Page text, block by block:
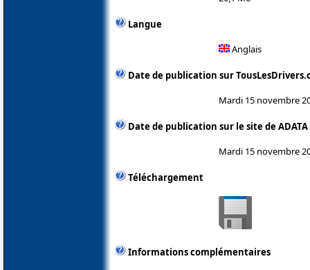
Langue
Anglais
Date de publication sur
Mardi 15 novembre
Date de publication sur le site de ADATA
Mardi 15 novembre
Téléchargement
Informations complémentaires